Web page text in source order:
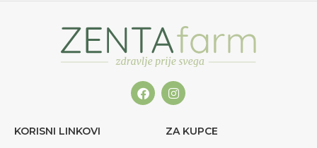
KORISNI LINKOVI
ZA KUPCE